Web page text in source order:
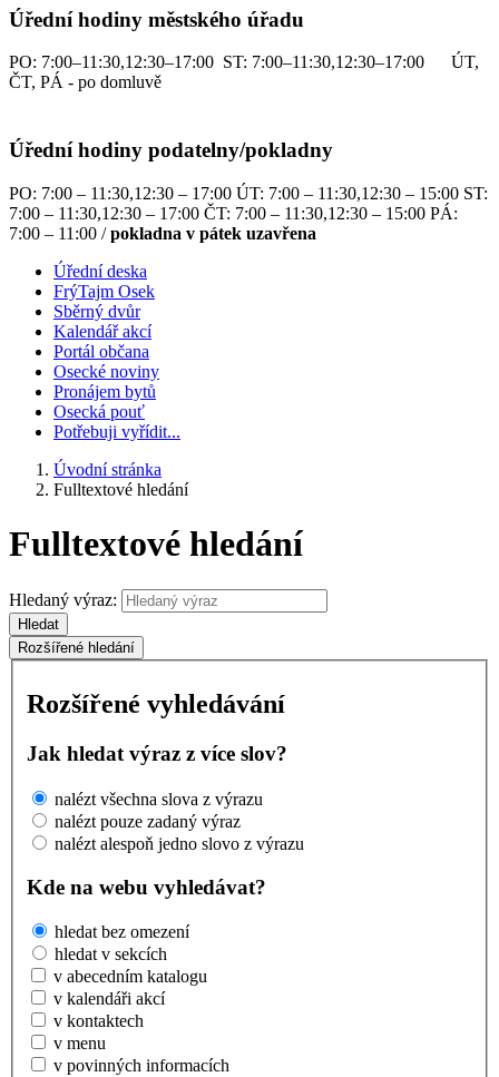
Úřední hodiny městského úřadu
PO: 7:00–11:30,12:30–17:00 ST: 7:00–11:30,12:30–17:00 ÚT,
ČT, PÁ - po domluvě
Úřední hodiny podatelny/pokladny
PO: 7:00 – 11:30,12:30 – 17:00 ÚT: 7:00 – 11:30,12:30 – 15:00 ST:
7:00 – 11:30,12:30 – 17:00 ČT: 7:00 – 11:30,12:30 – 15:00 PÁ:
7:00 – 11:00 /pokladna v pátek uzavřena
Úřední deska
FrýTajm Osek
Sběrný dvůr
Kalendář akcí
Portál občana
Osecké noviny
Pronájem bytů
Osecká pouť
Potřebuji vyřídit...
Úvodní stránka
Fulltextové hledání
Fulltextové hledání
Hledaný výraz:
Hledat
Rozšířené hledání
Rozšířené vyhledávání
Jak hledat výraz z více slov?
nalézt všechna slova z výrazu
nalézt pouze zadaný výraz
nalézt alespoň jedno slovo z výrazu
Kde na webu vyhledávat?
hledat bez omezení
hledat v sekcích
v abecedním katalogu
v kalendáři akcí
v kontaktech
v menu
v povinných informacích